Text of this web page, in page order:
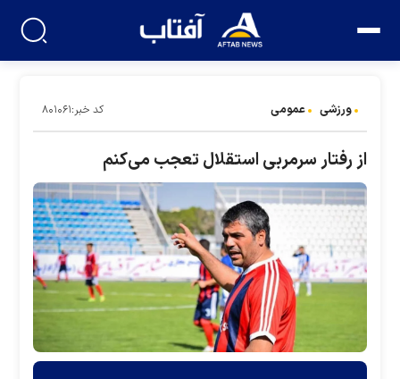
ورزشی عمومی کد خبر:۸۰۱۰۶۱
از رفتار سرمربی استقلال تعجب می‌کنم